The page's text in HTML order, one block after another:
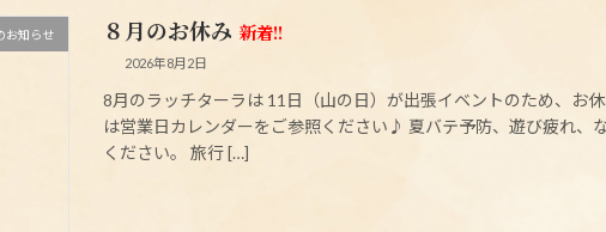
お知らせ ８月のお休み 新着!!
2026年8月2日
8月のラッチターラは 11日（山の日）が出張イベントのため、お
は営業日カレンダーをご参照ください♪ 夏バテ予防、遊び疲れ、
ください。 旅行 […]